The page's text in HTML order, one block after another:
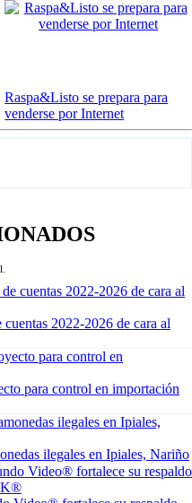
Raspa&Listo se prepara para
venderse por Internet
2022-2026 de cara al
para control en importación
ilegales en Ipiales, Nariño